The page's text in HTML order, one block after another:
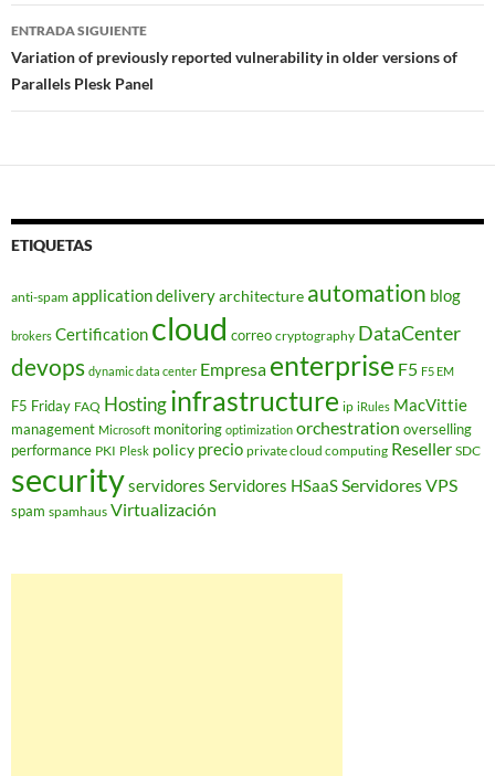
entradas
ENTRADA SIGUIENTE
Variation of previously reported vulnerability in older versions of
Parallels Plesk Panel
ETIQUETAS
anti-spam application deliveryarchitecture automation blog
brokers Certification cloud correo cryptography DataCenter
devops dynamic data center Empresa enterprise F5 F5 EM
F5 Friday FAQ Hostinginfrastructure ip iRules MacVittie
management Microsoft monitoring optimization orchestration overselling
performance PKI Plesk policy precio private cloud computing Reseller SDC
securityservidores Servidores HSaaSServidores VPS
spam spamhaus Virtualización